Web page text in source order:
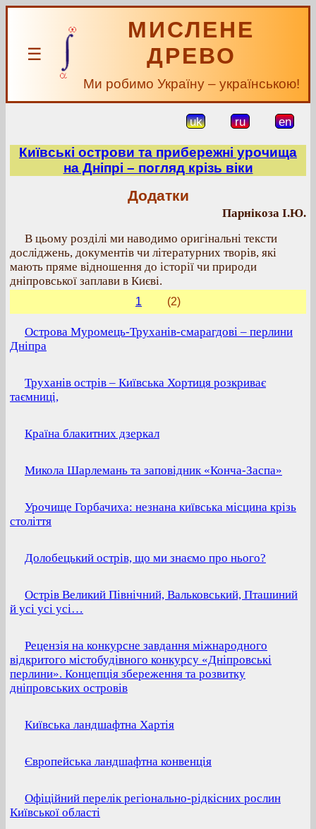
☰
МИСЛЕНЕ
ДРЕВО
Ми робимо Україну – українською!
uk ru en
Київські острови та прибережні урочища
на Дніпрі – погляд крізь віки
Додатки
Парнікоза І.Ю.
В цьому розділі ми наводимо оригінальні тексти
досліджень, документів чи літературних творів, які
мають пряме відношення до історії чи природи
дніпровської заплави в Києві.
1 (2)
Острова Муромець-Труханів-смарагдові – перлини
Дніпра
Труханів острів – Київська Хортиця розкриває
таємниці,
Країна блакитних дзеркал
Микола Шарлемань та заповідник «Конча-Заспа»
Урочище Горбачиха: незнана київська місцина крізь
століття
Долобецький острів, що ми знаємо про нього?
Острів Великий Північний, Вальковський, Пташиний
й усі усі усі…
Рецензія на конкурсне завдання міжнародного
відкритого містобудівного конкурсу «Дніпровські
перлини». Концепція збереження та розвитку
дніпровських островів
Київська ландшафтна Хартія
Європейська ландшафтна конвенція
Офіційний перелік регіонально-рідкісних рослин
Київської області